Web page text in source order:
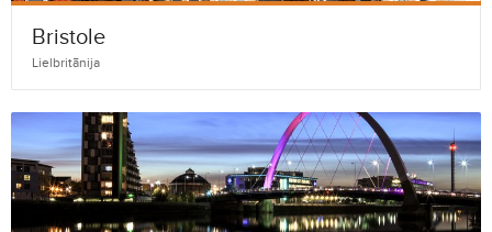
Bristole
Lielbritānija